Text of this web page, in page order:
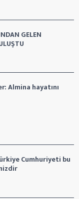
GELEN
Almina hayatını
Cumhuriyeti bu